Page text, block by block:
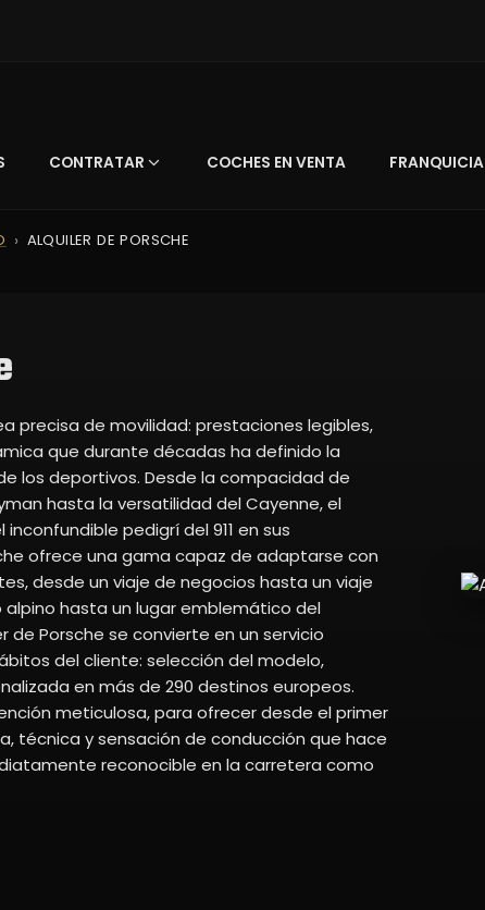
CONTRATAR COCHES EN VENTA FRANQUICIA
ALQUILER DE PORSCHE
precisa de movilidad: prestaciones legibles,
que durante décadas ha definido la
los deportivos. Desde la compacidad de
hasta la versatilidad del Cayenne, el
pedigrí del 911 en sus
ofrece una gama capaz de adaptarse con
desde un viaje de negocios hasta un viaje
hasta un lugar emblemático del
de Porsche se convierte en un servicio
del cliente: selección del modelo,
en más de 290 destinos europeos.
meticulosa, para ofrecer desde el primer
técnica y sensación de conducción que hace
reconocible en la carretera como